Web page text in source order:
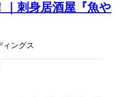
｜刺身居酒屋『魚や
ィングス